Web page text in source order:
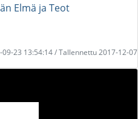
Elmä ja Teot
09-23 13:54:14 / Tallennettu 2017-12-07